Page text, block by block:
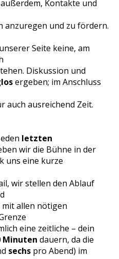
Kontakte und
anzuregen und zu fördern.
Seite keine, am
Diskussion und
ergeben; im Anschluss
auch ausreichend Zeit.
letzten
wir die Bühne in der
uns eine kurze
wir stellen den Ablauf
allen nötigen
eine zeitliche – dein
Minuten dauern, da die
sechs pro Abend) im